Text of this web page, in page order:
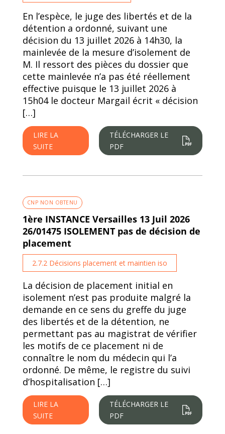
En l’espèce, le juge des libertés et de la
détention a ordonné, suivant une
décision du 13 juillet 2026 à 14h30, la
mainlevée de la mesure d’isolement de
M. Il ressort des pièces du dossier que
cette mainlevée n’a pas été réellement
effective puisque le 13 juillet 2026 à
15h04 le docteur Margail écrit « décision
[…]
LIRE LA
SUITE
TÉLÉCHARGER LE
PDF
CNP NON OBTENU
1ère INSTANCE Versailles 13 Juil 2026
26/01475 ISOLEMENT pas de décision de
placement
2.7.2 Décisions placement et maintien iso
La décision de placement initial en
isolement n’est pas produite malgré la
demande en ce sens du greffe du juge
des libertés et de la détention, ne
permettant pas au magistrat de vérifier
les motifs de ce placement ni de
connaître le nom du médecin qui l’a
ordonné. De même, le registre du suivi
d’hospitalisation […]
LIRE LA
SUITE
TÉLÉCHARGER LE
PDF